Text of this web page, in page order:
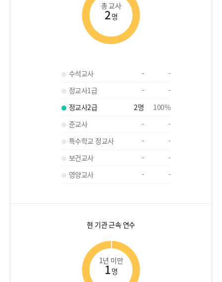
총 교사
2명
수석교사 -
-
정교사1급
-
-
정교사2급
2명 100%
준교사
-
-
특수학교 정교사
-
-
보건교사
-
-
영양교사
- -
현 기관 근속 연수
1년 미만
1명